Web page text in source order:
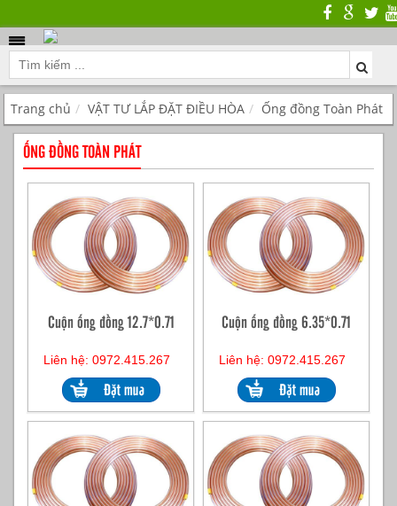
Trang chủ VẬT TƯ LẮP ĐẶT ĐIỀU HÒA Ống đồng Toàn Phát
ỐNG ĐỒNG TOÀN PHÁT
Cuộn ống đồng 12.7*0.71
Liên hệ: 0972.415.267
Cuộn ống đồng 6.35*0.71
Liên hệ: 0972.415.267